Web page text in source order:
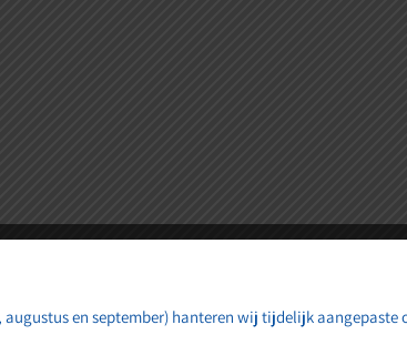
en september) hanteren wij tijdelijk aangepaste